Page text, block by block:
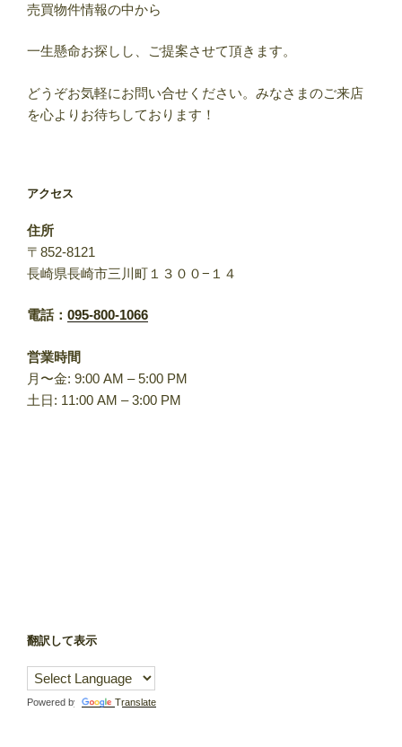
売買物件情報の中から
一生懸命お探しし、ご提案させて頂きます。
どうぞお気軽にお問い合せください。みなさまのご来店
を心よりお待ちしております！
アクセス
住所
〒852-8121
長崎県長崎市三川町１３００−１４
電話： 095-800-1066
営業時間
月〜金: 9:00 AM – 5:00 PM
土日: 11:00 AM – 3:00 PM
翻訳して表示
Powered by Translate